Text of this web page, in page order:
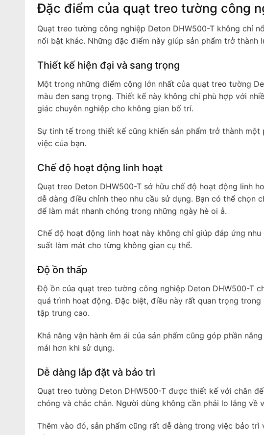
Đặc điểm của quạt treo tường công
Quạt treo tường công nghiệp Deton DHW500-T không chỉ
nổi bật khác. Những đặc điểm này giúp sản phẩm trở thành
Thiết kế hiện đại và sang trọng
Một trong những điểm cộng lớn nhất của quạt treo tường
màu đen sang trọng. Thiết kế này không chỉ phù hợp với
giác chuyên nghiệp cho không gian bố trí.
Sự tinh tế trong thiết kế cũng khiến sản phẩm trở thành
việc của bạn.
Chế độ hoạt động linh hoạt
Quạt treo Deton DHW500-T sở hữu chế độ hoạt động linh
dễ dàng điều chỉnh theo nhu cầu sử dụng. Bạn có thể chọn
để làm mát nhanh chóng trong những ngày hè oi ả.
Chế độ hoạt động linh hoạt này không chỉ giúp đáp ứng
suất làm mát cho từng không gian cụ thể.
Độ ồn thấp
Độ ồn của quạt treo tường công nghiệp Deton DHW500-T
quá trình hoạt động. Đặc biệt, điều này rất quan trọng
tập trung cao.
Khả năng vận hành êm ái của sản phẩm cũng góp phần
mái hơn khi sử dụng.
Dễ dàng lắp đặt và bảo trì
Quạt treo tường Deton DHW500-T được thiết kế với chân
chóng và chắc chắn. Người dùng không cần phải lo lắng về
Thêm vào đó, sản phẩm cũng rất dễ dàng trong việc bảo